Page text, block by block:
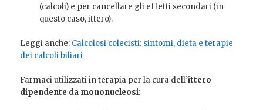
(calcoli) e per cancellare gli effetti secondari (in
questo caso, ittero).
Leggi anche: Calcolosi colecisti: sintomi, dieta e terapie
dei calcoli biliari
Farmaci utilizzati in terapia per la cura dell’ittero
dipendente da mononucleosi: